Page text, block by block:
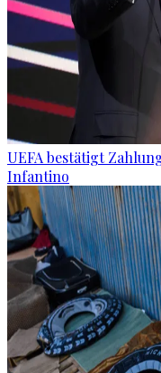
UEFA bestätigt
Infantino